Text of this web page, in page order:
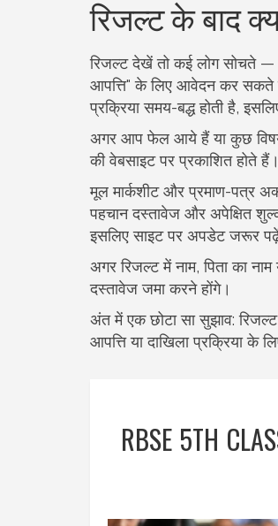
रिजल्ट के बाद
रिजल्ट देखें तो कई लोग सोचते
आपत्ति" के लिए आवेदन कर सकते
प्रक्रिया समय-बद्ध होती है,
अगर आप फेल आये हैं या कुछ विषयों
की वेबसाइट पर प्रकाशित होते हैं।
मूल मार्कशीट और प्रमाण-पत्र
पहचान दस्तावेज और अपेक्षित
इसलिए साइट पर अपडेट जरूर
अगर रिजल्ट में नाम, पिता का
दस्तावेज जमा करने होंगे।
अंत में एक छोटा सा सुझाव:
आपत्ति या दाखिला प्रक्रिया
RBSE 5TH